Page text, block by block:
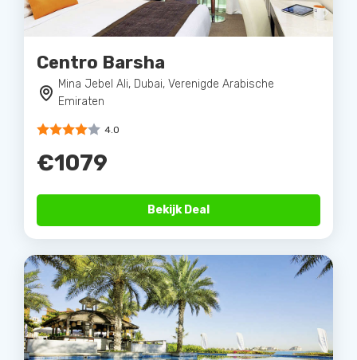
Centro Barsha
Mina Jebel Ali, Dubai, Verenigde Arabische
Emiraten
4.0
€1079
Bekijk Deal